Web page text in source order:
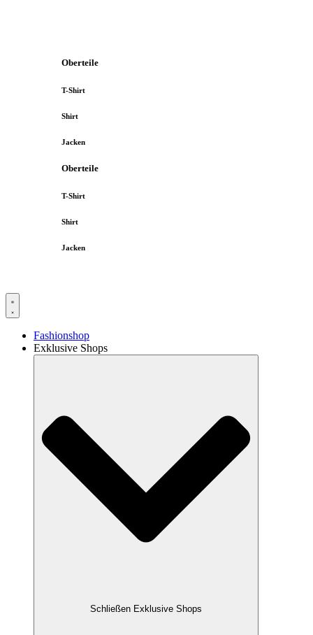
Oberteile
T-Shirt
Shirt
Jacken
Oberteile
T-Shirt
Shirt
Jacken
Fashionshop
Exklusive Shops
Schließen Exklusive Shops